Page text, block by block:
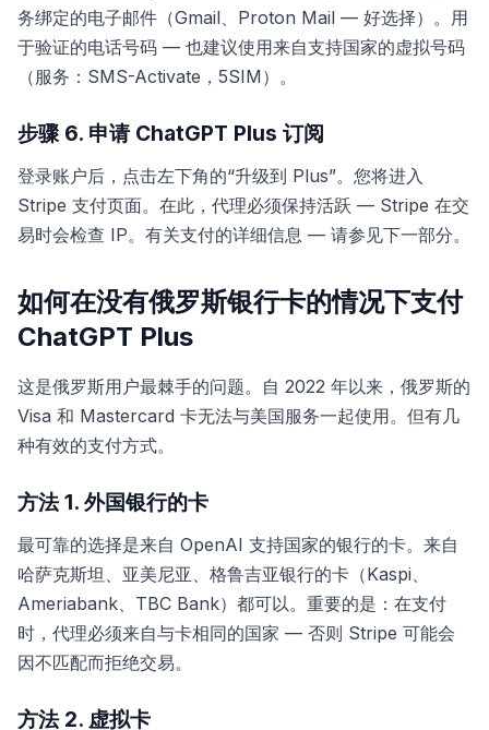
务绑定的电子邮件（Gmail、Proton Mail — 好选择）。用
于验证的电话号码 — 也建议使用来自支持国家的虚拟号码
（服务：SMS-Activate，5SIM）。
步骤 6. 申请 ChatGPT Plus 订阅
登录账户后，点击左下角的“升级到 Plus”。您将进入
Stripe 支付页面。在此，代理必须保持活跃 — Stripe 在交
易时会检查 IP。有关支付的详细信息 — 请参见下一部分。
如何在没有俄罗斯银行卡的情况下支付
ChatGPT Plus
这是俄罗斯用户最棘手的问题。自 2022 年以来，俄罗斯的
Visa 和 Mastercard 卡无法与美国服务一起使用。但有几
种有效的支付方式。
方法 1. 外国银行的卡
最可靠的选择是来自 OpenAI 支持国家的银行的卡。来自
哈萨克斯坦、亚美尼亚、格鲁吉亚银行的卡（Kaspi、
Ameriabank、TBC Bank）都可以。重要的是：在支付
时，代理必须来自与卡相同的国家 — 否则 Stripe 可能会
因不匹配而拒绝交易。
方法 2. 虚拟卡